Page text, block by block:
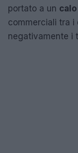
portato a un
commerciali tra i
negativamente i